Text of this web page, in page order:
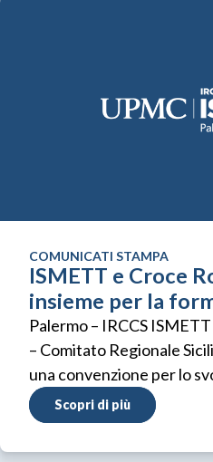
COMUNICATI STAMPA
ISMETT e Croce
insieme per la
Palermo – IRCCS
– Comitato Regionale
una convenzione per lo
Scopri di più